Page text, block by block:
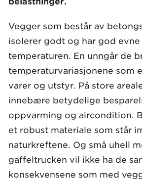
Ledige stillinger
Kontakt
Vegger som består av
isolerer godt og har god
temperaturen. En unngår de
temperaturvariasjonene som
varer og utstyr. På store
innebære betydelige
oppvarming og aircondition.
et robust materiale som står
naturkreftene. Og små uhell
gaffeltrucken vil ikke ha de
konsekvensene som med